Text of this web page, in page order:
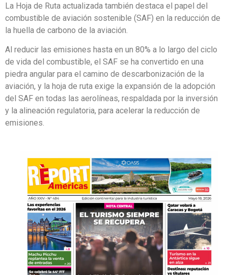
La Hoja de Ruta actualizada también destaca el papel del
combustible de aviación sostenible (SAF) en la reducción de
la huella de carbono de la aviación.
Al reducir las emisiones hasta en un 80% a lo largo del ciclo
de vida del combustible, el SAF se ha convertido en una
piedra angular para el camino de descarbonización de la
aviación, y la hoja de ruta exige la expansión de la adopción
del SAF en todas las aerolíneas, respaldada por la inversión
y la alineación regulatoria, para acelerar la reducción de
emisiones.